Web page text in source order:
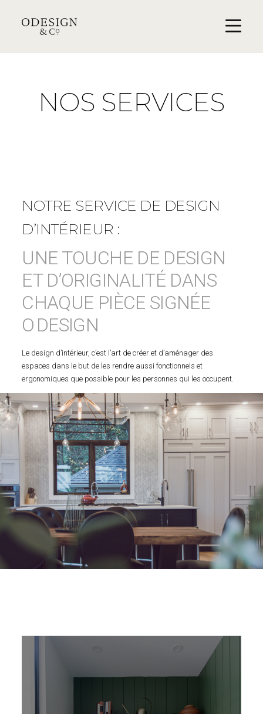
NOS SERVICES
NOTRE SERVICE DE DESIGN
D’INTÉRIEUR :
UNE TOUCHE DE DESIGN
ET D’ORIGINALITÉ DANS
CHAQUE PIÈCE SIGNÉE
O DESIGN
Le design d’intérieur, c’est l’art de créer et d’aménager des
espaces dans le but de les rendre aussi fonctionnels et
ergonomiques que possible pour les personnes qui les occupent.